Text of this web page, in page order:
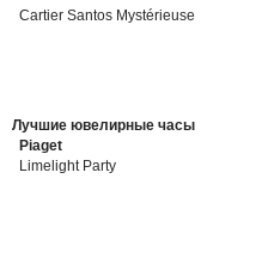
Cartier Santos Mystérieuse
Лучшие ювелирные часы
Piaget
Limelight Party